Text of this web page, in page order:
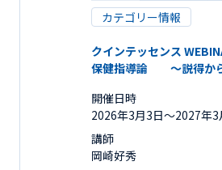
カテゴリー情報
クインテッセンス
保健指導論 ～説得か
開催日時
2026年3月3日〜2027年
講師
岡崎好秀